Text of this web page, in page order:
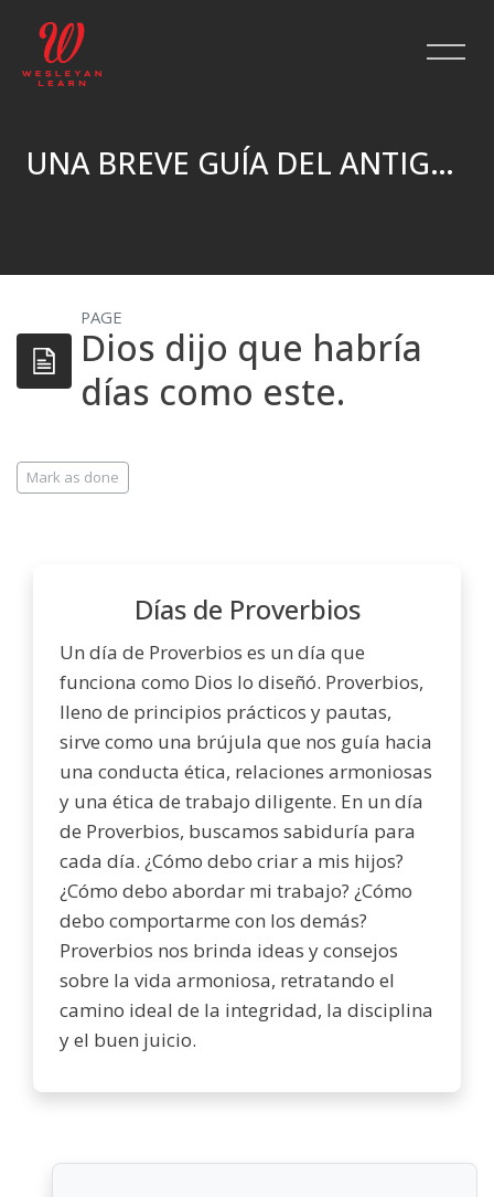
UNA BREVE GUÍA DEL ANTIGUO TESTAMENTO
PAGE
Dios dijo que habría
días como este.
Completion requirements
Mark as done
Días de Proverbios
Un día de Proverbios es un día que
funciona como Dios lo diseñó. Proverbios,
lleno de principios prácticos y pautas,
sirve como una brújula que nos guía hacia
una conducta ética, relaciones armoniosas
y una ética de trabajo diligente. En un día
de Proverbios, buscamos sabiduría para
cada día. ¿Cómo debo criar a mis hijos?
¿Cómo debo abordar mi trabajo? ¿Cómo
debo comportarme con los demás?
Proverbios nos brinda ideas y consejos
sobre la vida armoniosa, retratando el
camino ideal de la integridad, la disciplina
y el buen juicio.